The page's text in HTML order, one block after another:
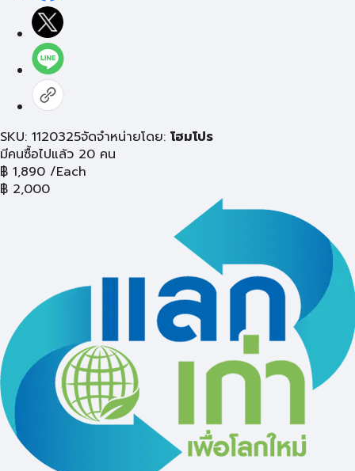
SKU: 1120325จัดจำหน่ายโดย: โฮมโปร
มีคนซื้อไปแล้ว 20 คน
฿ 1,890 /Each
฿ 2,000